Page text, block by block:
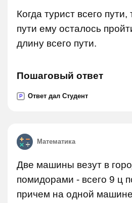
Когда турист всего
пути ему осталось
длину всего пути.
Пошаговый ответ
P Ответ дал Студент
Математика
Две машины везут в
помидорами - всего 9 ц
причем на одной